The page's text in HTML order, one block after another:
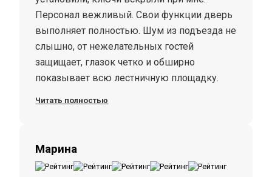
Персонал вежливый. Свои функции дверь
выполняет полностью. Шум из подъезда не
слышно, от нежелательных гостей
защищает, глазок четко и обширно
показывает всю лестничную площадку.
Читать полностью
Марина